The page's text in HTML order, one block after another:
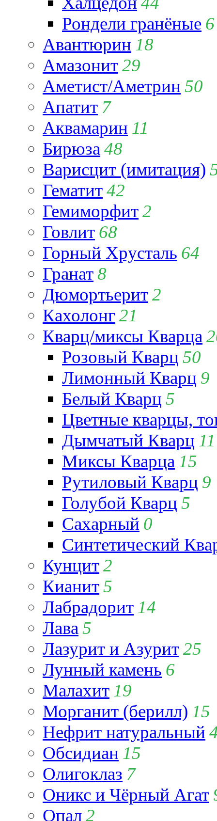
Рондели гранёные 6
Авантюрин 18
Амазонит29
Аметист/Аметрин 50
Апатит 7
Аквамарин 11
Бирюза 48
Варисцит (имитация)
Гематит42
Гемиморфит2
Говлит 68
Горный Хрусталь 64
Гранат8
Дюмортьерит2
Кахолонг21
Кварц/миксы Кварца
Розовый Кварц 50
Лимонный Кварц 9
Белый Кварц 5
Цветные кварцы,
Дымчатый Кварц 11
Миксы Кварца 15
Рутиловый Кварц 9
Голубой Кварц 5
Сахарный 0
Синтетический
Кунцит2
Кианит5
Лабрадорит 14
Лава 5
Лазурит и Азурит25
Лунный камень 6
Малахит 19
Морганит (берилл) 15
Нефрит натуральный
Обсидиан 15
Олигоклаз 7
Оникс и Чёрный Агат
Опал2